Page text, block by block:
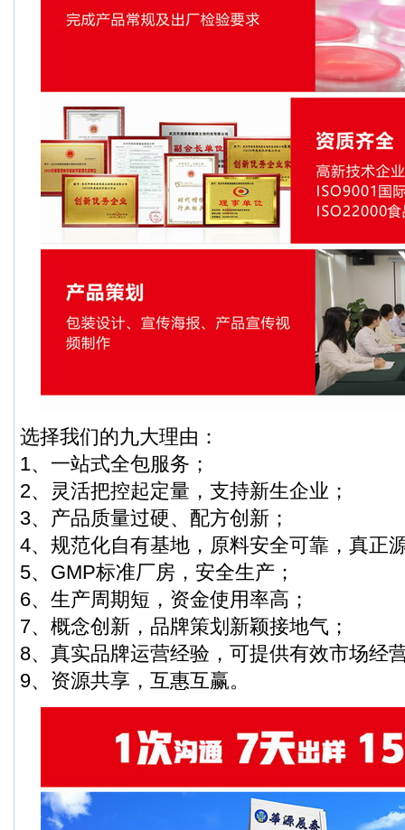
选择我们的九大理由：
1、一站式全包服务；
2、灵活把控起定量，支持新生企业；
3、产品质量过硬、配方创新；
4、规范化自有基地，原料安全可靠，真正
5、GMP标准厂房，安全生产；
6、生产周期短，资金使用率高；
7、概念创新，品牌策划新颖接地气；
8、真实品牌运营经验，可提供有效市场经
9、资源共享，互惠互赢。